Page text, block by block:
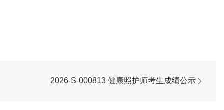
2026-S-000813 健康照护师考生成绩公示